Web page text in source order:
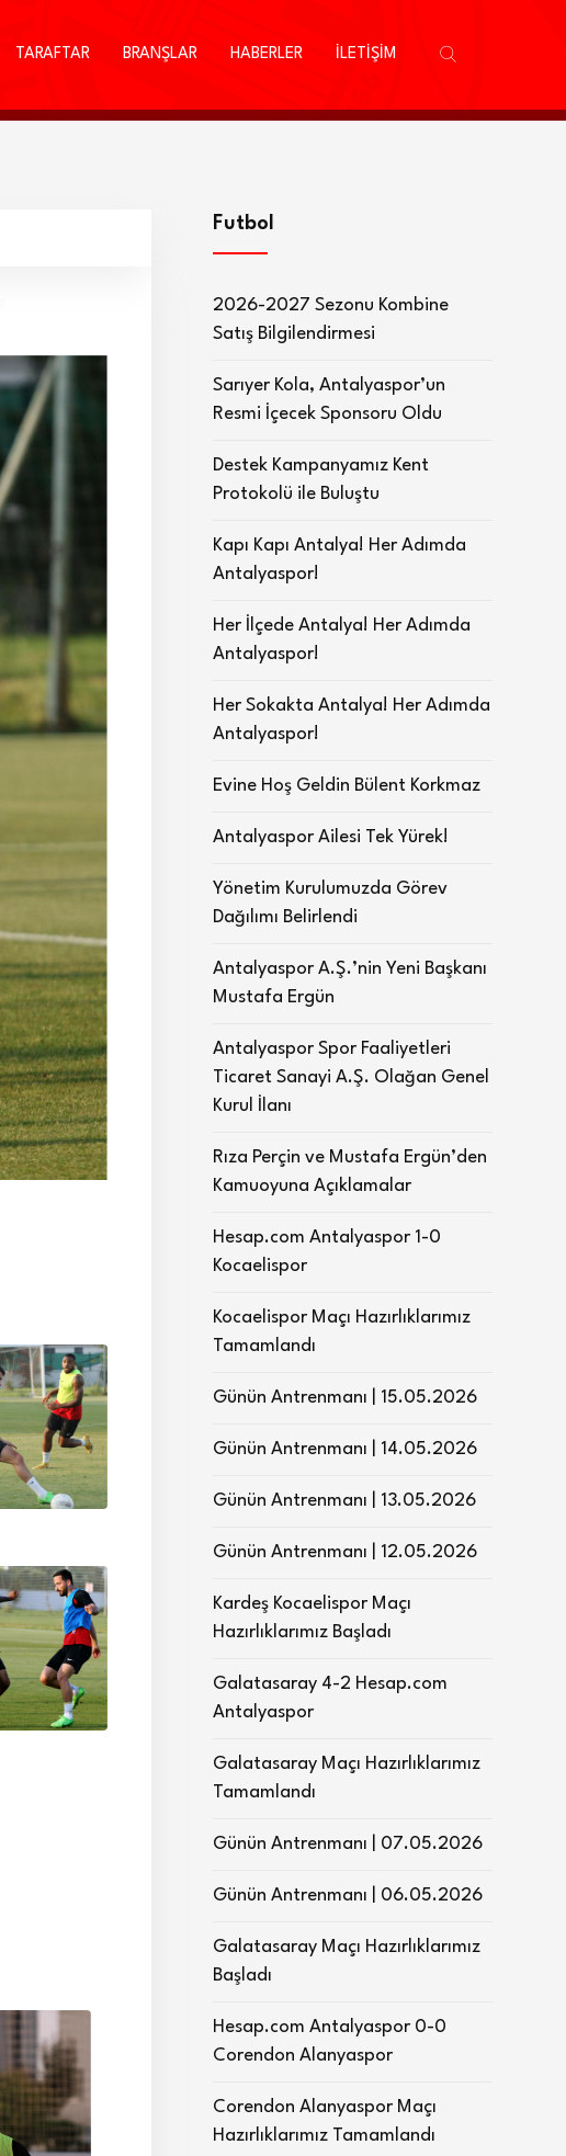
TARAFTAR BRANŞLAR HABERLER İLETİŞİM
Futbol
2026-2027 Sezonu Kombine
Satış Bilgilendirmesi
Sarıyer Kola, Antalyaspor’un
Resmi İçecek Sponsoru Oldu
Destek Kampanyamız Kent
Protokolü ile Buluştu
Kapı Kapı Antalya! Her Adımda
Antalyaspor!
Her İlçede Antalya! Her Adımda
Antalyaspor!
Her Sokakta Antalya! Her Adımda
Antalyaspor!
Evine Hoş Geldin Bülent Korkmaz
Antalyaspor Ailesi Tek Yürek!
Yönetim Kurulumuzda Görev
Dağılımı Belirlendi
Antalyaspor A.Ş.’nin Yeni Başkanı
Mustafa Ergün
Antalyaspor Spor Faaliyetleri
Ticaret Sanayi A.Ş. Olağan Genel
Kurul İlanı
Rıza Perçin ve Mustafa Ergün’den
Kamuoyuna Açıklamalar
Hesap.com Antalyaspor 1-0
Kocaelispor
Kocaelispor Maçı Hazırlıklarımız
Tamamlandı
Günün Antrenmanı | 15.05.2026
Günün Antrenmanı | 14.05.2026
Günün Antrenmanı | 13.05.2026
Günün Antrenmanı | 12.05.2026
Kardeş Kocaelispor Maçı
Hazırlıklarımız Başladı
Galatasaray 4-2 Hesap.com
Antalyaspor
Galatasaray Maçı Hazırlıklarımız
Tamamlandı
Günün Antrenmanı | 07.05.2026
Günün Antrenmanı | 06.05.2026
Galatasaray Maçı Hazırlıklarımız
Başladı
Hesap.com Antalyaspor 0-0
Corendon Alanyaspor
Corendon Alanyaspor Maçı
Hazırlıklarımız Tamamlandı